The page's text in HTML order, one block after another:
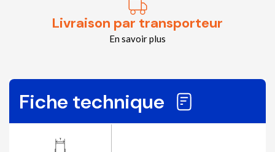
Livraison par transporteur
En savoir plus
Fiche technique